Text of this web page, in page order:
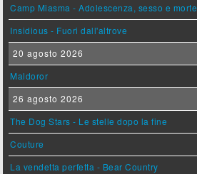
Camp Miasma - Adolescenza, sesso e morte
Insidious - Fuori dall'altrove
20 agosto 2026
Maldoror
26 agosto 2026
The Dog Stars - Le stelle dopo la fine
Couture
La vendetta perfetta - Bear Country